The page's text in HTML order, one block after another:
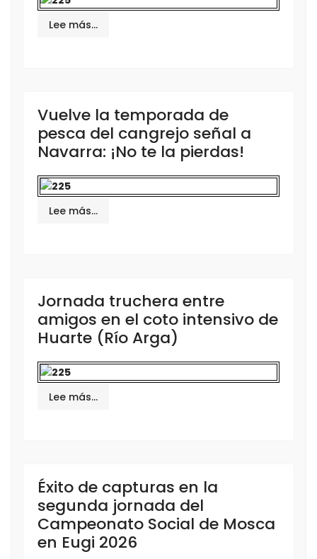
Lee más…
Vuelve la temporada de
pesca del cangrejo señal a
Navarra: ¡No te la pierdas!
Lee más…
Jornada truchera entre
amigos en el coto intensivo de
Huarte (Río Arga)
Lee más…
Éxito de capturas en la
segunda jornada del
Campeonato Social de Mosca
en Eugi 2026